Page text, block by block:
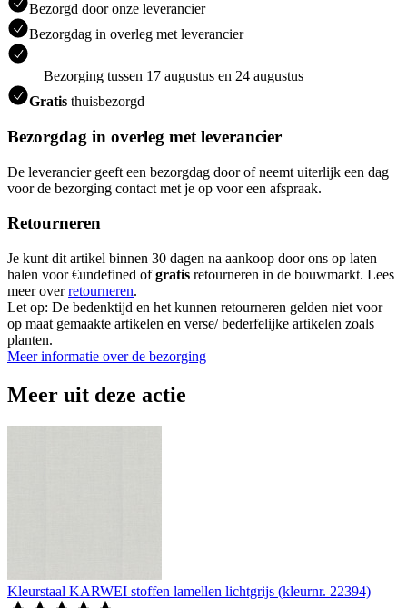
Bezorgd door onze leverancier
Bezorgdag in overleg met leverancier
Bezorging tussen 17 augustus en 24 augustus
Gratis thuisbezorgd
Bezorgdag in overleg met leverancier
De leverancier geeft een bezorgdag door of neemt uiterlijk een dag
voor de bezorging contact met je op voor een afspraak.
Retourneren
Je kunt dit artikel binnen 30 dagen na aankoop door ons op laten
halen voor €undefined ofgratis retourneren in de bouwmarkt. Lees
meer overretourneren.
Let op: De bedenktijd en het kunnen retourneren gelden niet voor
op maat gemaakte artikelen en verse/ bederfelijke artikelen zoals
planten.
Meer informatie over de bezorging
Meer uit deze actie
Kleurstaal KARWEI stoffen lamellen lichtgrijs (kleurnr. 22394)